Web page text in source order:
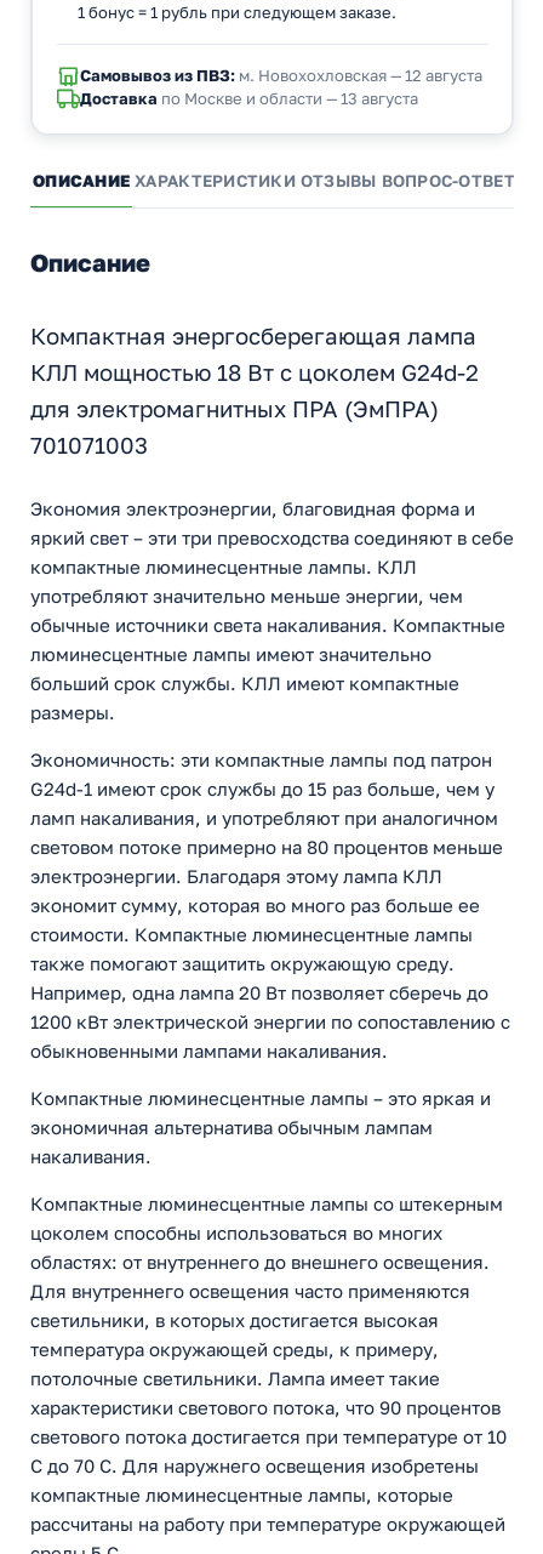
1 бонус = 1 рубль при следующем заказе.
Самовывоз из ПВЗ:м. Новохохловская — 12 августа
Доставка по Москве и области — 13 августа
ОПИСАНИЕ ХАРАКТЕРИСТИКИ ОТЗЫВЫ ВОПРОС-ОТВЕТ
Описание
Компактная энергосберегающая лампа
КЛЛ мощностью 18 Вт с цоколем G24d-2
для электромагнитных ПРА (ЭмПРА)
701071003
Экономия электроэнергии, благовидная форма и
яркий свет – эти три превосходства соединяют в себе
компактные люминесцентные лампы. КЛЛ
употребляют значительно меньше энергии, чем
обычные источники света накаливания. Компактные
люминесцентные лампы имеют значительно
больший срок службы. КЛЛ имеют компактные
размеры.
Экономичность: эти компактные лампы под патрон
G24d-1 имеют срок службы до 15 раз больше, чем у
ламп накаливания, и употребляют при аналогичном
световом потоке примерно на 80 процентов меньше
электроэнергии. Благодаря этому лампа КЛЛ
экономит сумму, которая во много раз больше ее
стоимости. Компактные люминесцентные лампы
также помогают защитить окружающую среду.
Например, одна лампа 20 Вт позволяет сберечь до
1200 кВт электрической энергии по сопоставлению с
обыкновенными лампами накаливания.
Компактные люминесцентные лампы – это яркая и
экономичная альтернатива обычным лампам
накаливания.
Компактные люминесцентные лампы со штекерным
цоколем способны использоваться во многих
областях: от внутреннего до внешнего освещения.
Для внутреннего освещения часто применяются
светильники, в которых достигается высокая
температура окружающей среды, к примеру,
потолочные светильники. Лампа имеет такие
характеристики светового потока, что 90 процентов
светового потока достигается при температуре от 10
С до 70 С. Для наружнего освещения изобретены
компактные люминесцентные лампы, которые
рассчитаны на работу при температуре окружающей